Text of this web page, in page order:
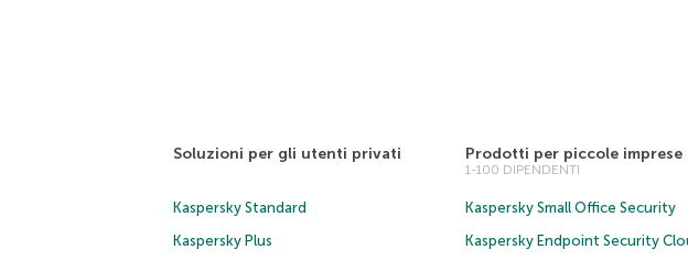
Soluzioni per gli utenti privati
Kaspersky Standard
Kaspersky Plus
Prodotti per piccole imprese
1-100 DIPENDENTI
Kaspersky Small Office Security
Kaspersky Endpoint Security